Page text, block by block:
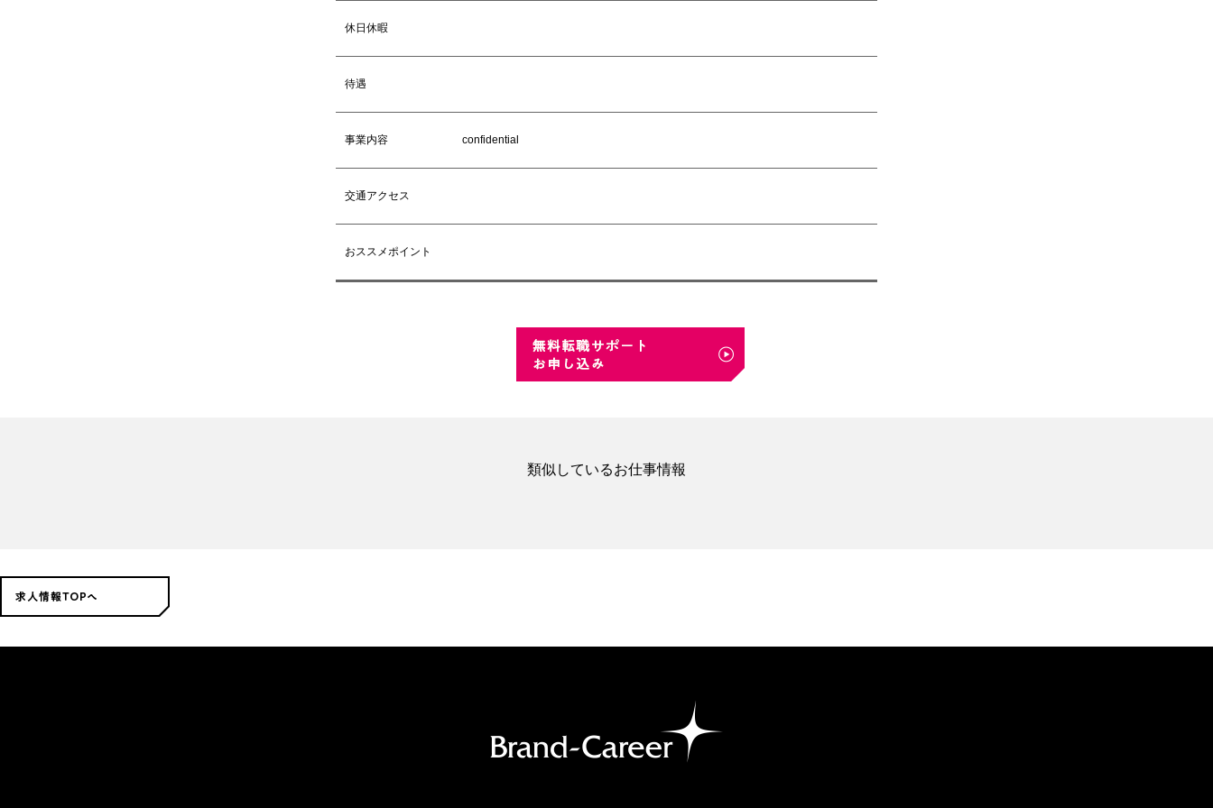
休日休暇
待遇
事業内容 confidential
交通アクセス
おススメポイント
類似しているお仕事情報